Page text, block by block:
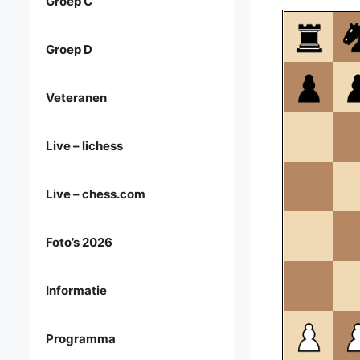
Groep D
Veteranen
Live – lichess
Live – chess.com
Foto’s 2026
Informatie
Programma